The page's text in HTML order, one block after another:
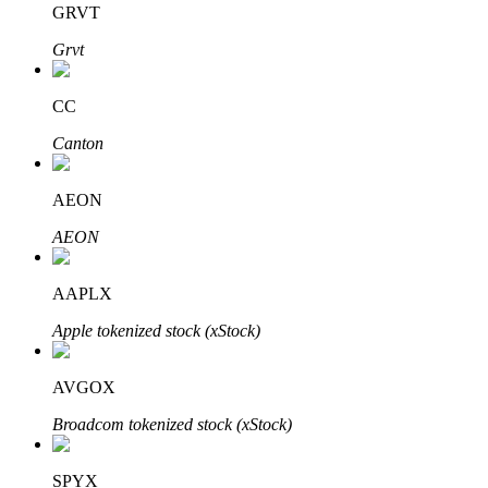
Penguncian BTR
Investasi eksklusif untuk pemegang BTR
Pinjaman
GRVT
Grvt
CC
Canton
AEON
AEON
AAPLX
Apple tokenized stock (xStock)
AVGOX
Broadcom tokenized stock (xStock)
SPYX